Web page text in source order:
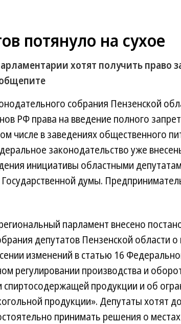
потянуло на сухое
хотят получить право
собрания Пензенской
РФ права на введение полного
числе в заведениях общественного
законодательство уже
инициативы областными
думы.
парламент внесено
депутатов Пензенской области
изменений в статью 16
регулировании производства и
спиртосодержащей продукции и об
продукции». Депутаты хотят
принимать решения о